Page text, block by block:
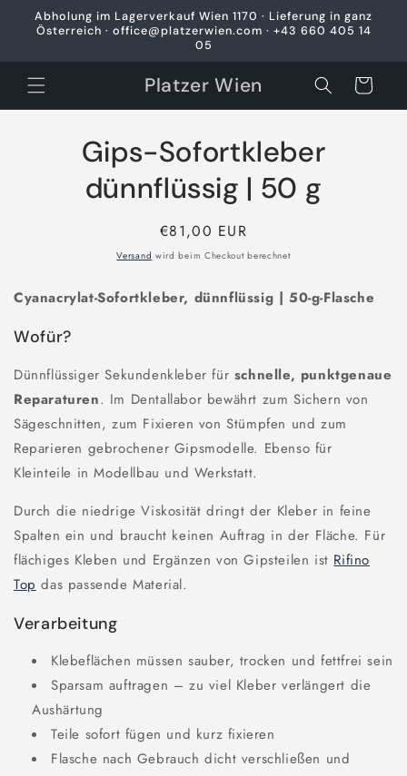
zum
Inhalt
Abholung im Lagerverkauf Wien 1170 · Lieferung in ganz
Österreich · office@platzerwien.com · +43 660 405 14
05
Platzer Wien Warenkorb
Gips-Sofortkleber
dünnflüssig | 50 g
Normaler
Preis
€81,00 EUR
Versand wird beim Checkout berechnet
Cyanacrylat-Sofortkleber, dünnflüssig | 50-g-Flasche
Wofür?
Dünnflüssiger Sekundenkleber für schnelle, punktgenaue
Reparaturen. Im Dentallabor bewährt zum Sichern von
Sägeschnitten, zum Fixieren von Stümpfen und zum
Reparieren gebrochener Gipsmodelle. Ebenso für
Kleinteile in Modellbau und Werkstatt.
Durch die niedrige Viskosität dringt der Kleber in feine
Spalten ein und braucht keinen Auftrag in der Fläche. Für
flächiges Kleben und Ergänzen von Gipsteilen ist Rifino
Top das passende Material.
Verarbeitung
Klebeflächen müssen sauber, trocken und fettfrei sein
Sparsam auftragen – zu viel Kleber verlängert die
Aushärtung
Teile sofort fügen und kurz fixieren
Flasche nach Gebrauch dicht verschließen und